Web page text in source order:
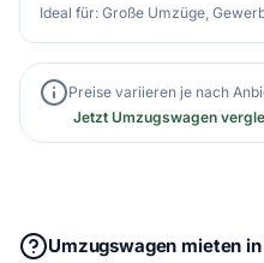
Ideal für: Große Umzüge,
Preise variieren je nach
Jetzt Umzugswagen
Umzugswagen mieten